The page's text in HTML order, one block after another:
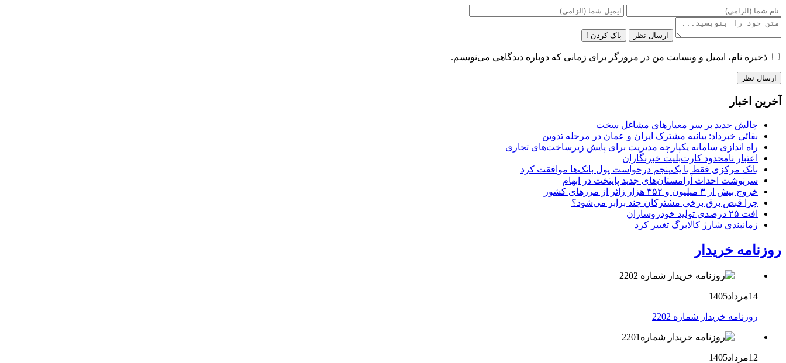
ارسال نظر پاک کردن !
ذخیره نام، ایمیل و وبسایت من در مرورگر برای زمانی که دوباره دیدگاهی می‌نویسم.
آخرین اخبار
چالش جدید بر سر معیارهای مشاغل سخت
بقائی خبرداد: بیانیه مشترک ایران و عمان در مرحله تدوین
راه اندازی سامانه یکپارچه مدیریت برای پایش زیرساخت‌های تجاری
اعتبار نامحدود کارت‌بلیت خبرنگاران
بانک مرکزی فقط با یک‌‎پنجم درخواست پول بانک‌ها موافقت کرد
سرنوشت احداث آرامستان‌های جدید پایتخت در ابهام
خروج بیش از ۳ میلیون و ۳۵۲ هزار زائر از مرزهای کشور
چرا قبض برق برخی مشترکان چند برابر می‌شود؟
افت ۲۵ درصدی تولید خودروسازان
زمانبندی شارژ کالابرگ تغییر کرد
روزنامه خریدار
14مرداد1405
روزنامه خریدار شماره 2202
12مرداد1405